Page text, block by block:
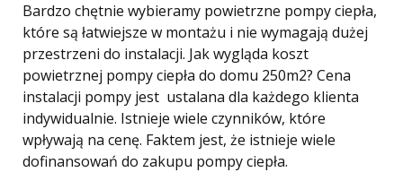
Bardzo chętnie wybieramy powietrzne pompy ciepła,
które są łatwiejsze w montażu i nie wymagają dużej
przestrzeni do instalacji. Jak wygląda koszt
powietrznej pompy ciepła do domu 250m2? Cena
instalacji pompy jest ustalana dla każdego klienta
indywidualnie. Istnieje wiele czynników, które
wpływają na cenę. Faktem jest, że istnieje wiele
dofinansowań do zakupu pompy ciepła.